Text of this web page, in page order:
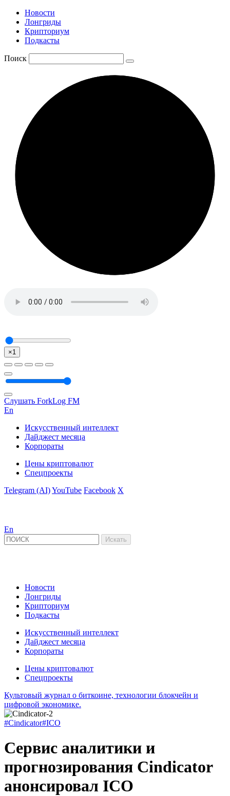
Новости
Лонгриды
Крипториум
Подкасты
Поиск
×1
Слушать ForkLog FM
En
Искусственный интеллект
Дайджест месяца
Корпораты
Цены криптовалют
Спецпроекты
Telegram (AI)YouTube Facebook X
En
Новости
Лонгриды
Крипториум
Подкасты
Искусственный интеллект
Дайджест месяца
Корпораты
Цены криптовалют
Спецпроекты
Культовый журнал о биткоине, технологии блокчейн и
цифровой экономике.
#Cindicator#ICO
Сервис аналитики и
прогнозирования Cindicator
анонсировал ICO